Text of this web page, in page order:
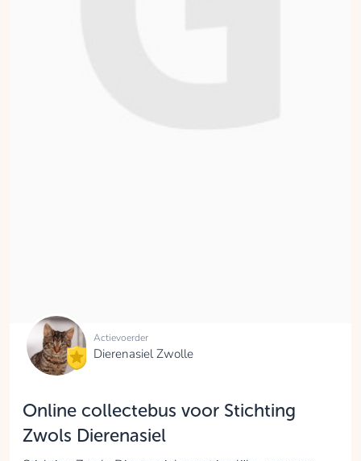
Actievoerder
Dierenasiel Zwolle
Online collectebus voor Stichting
Zwols Dierenasiel